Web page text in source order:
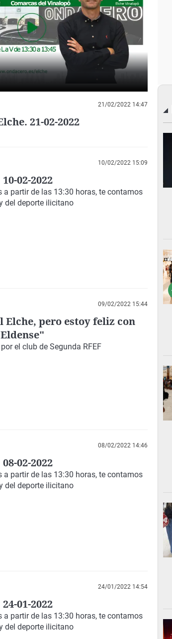
21/02/2022 14:47
21-02-2022
10/02/2022 15:09
02-2022
a partir de las 13:30 horas, te contamos
del deporte ilicitano
09/02/2022 15:44
pero estoy feliz con
el club de Segunda RFEF
08/02/2022 14:46
02-2022
a partir de las 13:30 horas, te contamos
del deporte ilicitano
24/01/2022 14:54
01-2022
a partir de las 13:30 horas, te contamos
del deporte ilicitano